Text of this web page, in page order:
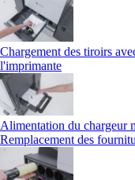
Chargement des tiroirs
l'imprimante
Alimentation du chargeur
Remplacement des